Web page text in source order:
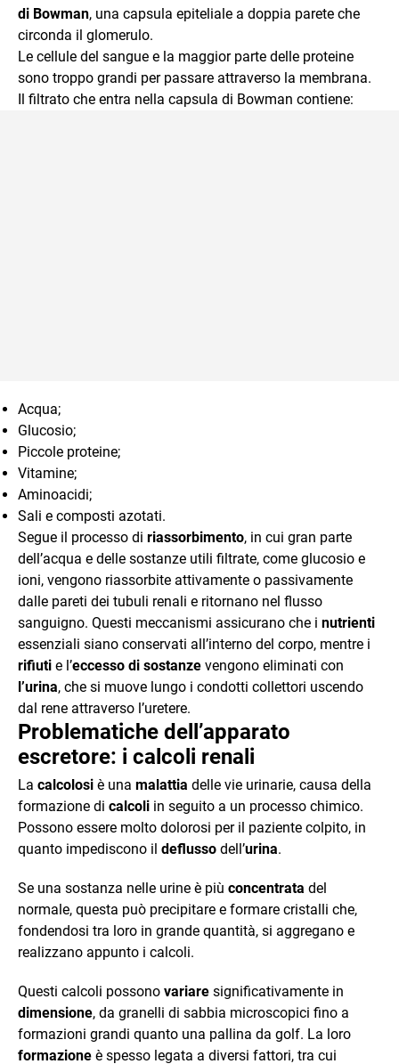
di Bowman, una capsula epiteliale a doppia parete che
circonda il glomerulo.
Le cellule del sangue e la maggior parte delle proteine
sono troppo grandi per passare attraverso la membrana.
Il filtrato che entra nella capsula di Bowman contiene:
Acqua;
Glucosio;
Piccole proteine;
Vitamine;
Aminoacidi;
Sali e composti azotati.
Segue il processo di riassorbimento, in cui gran parte
dell’acqua e delle sostanze utili filtrate, come glucosio e
ioni, vengono riassorbite attivamente o passivamente
dalle pareti dei tubuli renali e ritornano nel flusso
sanguigno. Questi meccanismi assicurano che i nutrienti
essenziali siano conservati all’interno del corpo, mentre i
rifiuti e l’eccesso di sostanze vengono eliminati con
l’urina, che si muove lungo i condotti collettori uscendo
dal rene attraverso l’uretere.
Problematiche dell’apparato
escretore: i calcoli renali
La calcolosi è una malattia delle vie urinarie, causa della
formazione di calcoli in seguito a un processo chimico.
Possono essere molto dolorosi per il paziente colpito, in
quanto impediscono il deflusso dell’urina.
Se una sostanza nelle urine è più concentrata del
normale, questa può precipitare e formare cristalli che,
fondendosi tra loro in grande quantità, si aggregano e
realizzano appunto i calcoli.
Questi calcoli possono variare significativamente in
dimensione, da granelli di sabbia microscopici fino a
formazioni grandi quanto una pallina da golf. La loro
formazione è spesso legata a diversi fattori, tra cui